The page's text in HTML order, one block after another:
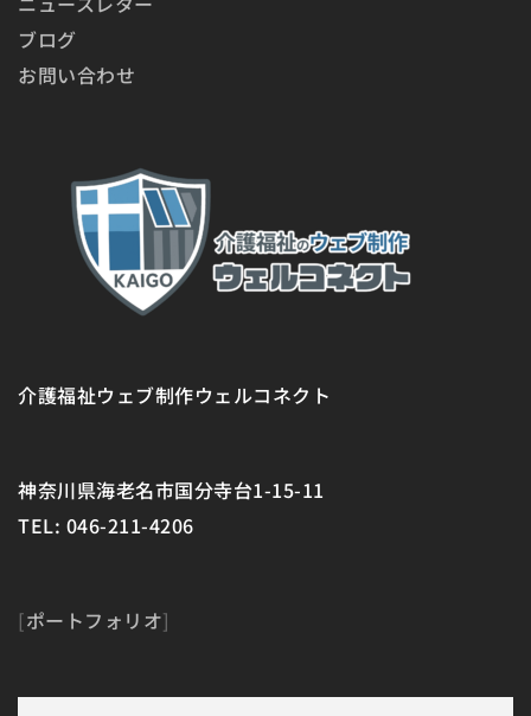
ブログ
お問い合わせ
介護福祉ウェブ制作ウェルコネクト
神奈川県海老名市国分寺台1-15-11
TEL: 046-211-4206
[ポートフォリオ]